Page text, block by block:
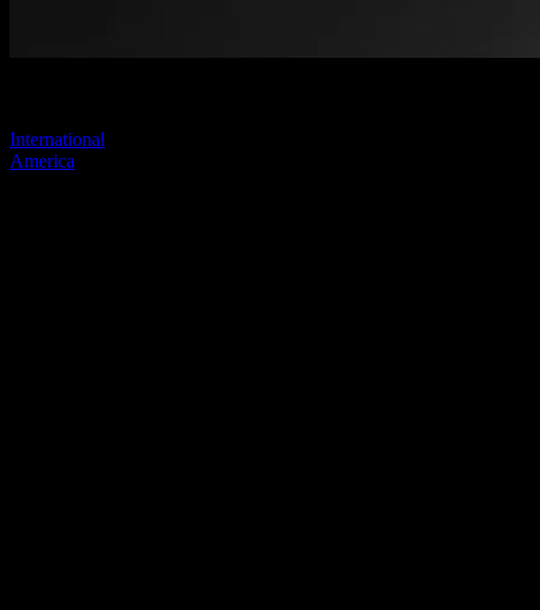
International
America